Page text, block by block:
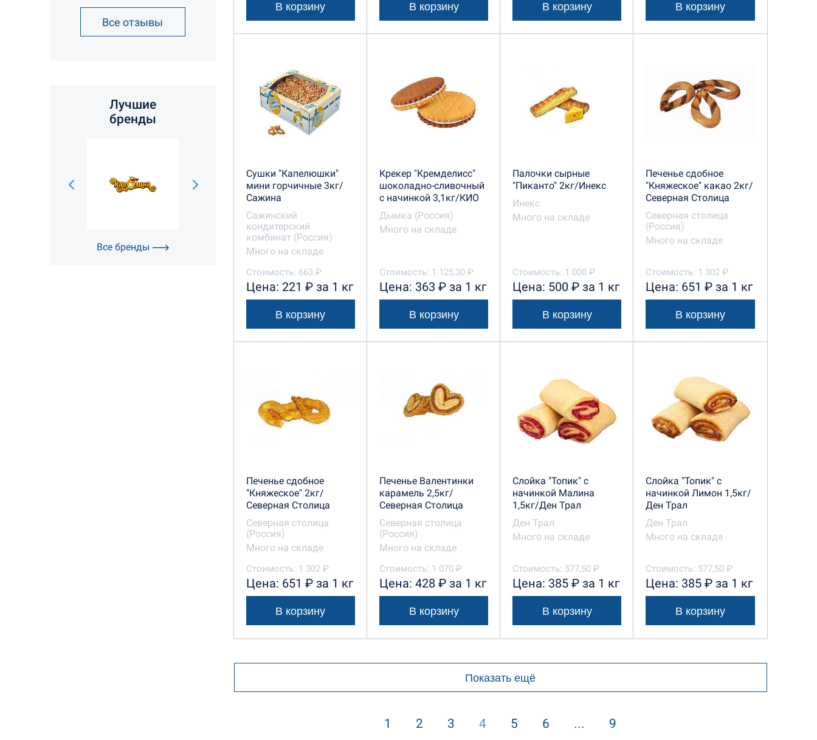
Все отзывы
Лучшие
бренды
Все бренды
В корзину В корзину В корзину В корзину
Сушки "Капелюшки"
мини горчичные 3кг/
Сажина
Сажинский
кондитерский
комбинат (Россия)
Много на складе
Стоимость: 663 ₽
Цена: 221 ₽ за 1 кг
В корзину
Крекер "Кремделисс"
шоколадно-сливочный
с начинкой 3,1кг/КИО
Дымка (Россия)
Много на складе
Стоимость: 1 125,30 ₽
Цена: 363 ₽ за 1 кг
В корзину
Палочки сырные
"Пиканто" 2кг/Инекс
Инекс
Много на складе
Стоимость: 1 000 ₽
Цена: 500 ₽ за 1 кг
В корзину
Печенье сдобное
"Княжеское" какао 2кг/
Северная Столица
Северная столица
(Россия)
Много на складе
Стоимость: 1 302 ₽
Цена: 651 ₽ за 1 кг
В корзину
Печенье сдобное
"Княжеское" 2кг/
Северная Столица
Северная столица
(Россия)
Много на складе
Стоимость: 1 302 ₽
Цена: 651 ₽ за 1 кг
В корзину
Печенье Валентинки
карамель 2,5кг/
Северная Столица
Северная столица
(Россия)
Много на складе
Стоимость: 1 070 ₽
Цена: 428 ₽ за 1 кг
В корзину
Слойка "Топик" с
начинкой Малина
1,5кг/Ден Трал
Ден Трал
Много на складе
Стоимость: 577,50 ₽
Цена: 385 ₽ за 1 кг
В корзину
Слойка "Топик" с
начинкой Лимон 1,5кг/
Ден Трал
Ден Трал
Много на складе
Стоимость: 577,50 ₽
Цена: 385 ₽ за 1 кг
В корзину
Показать ещё
1 2 3 4 5 6 ... 9